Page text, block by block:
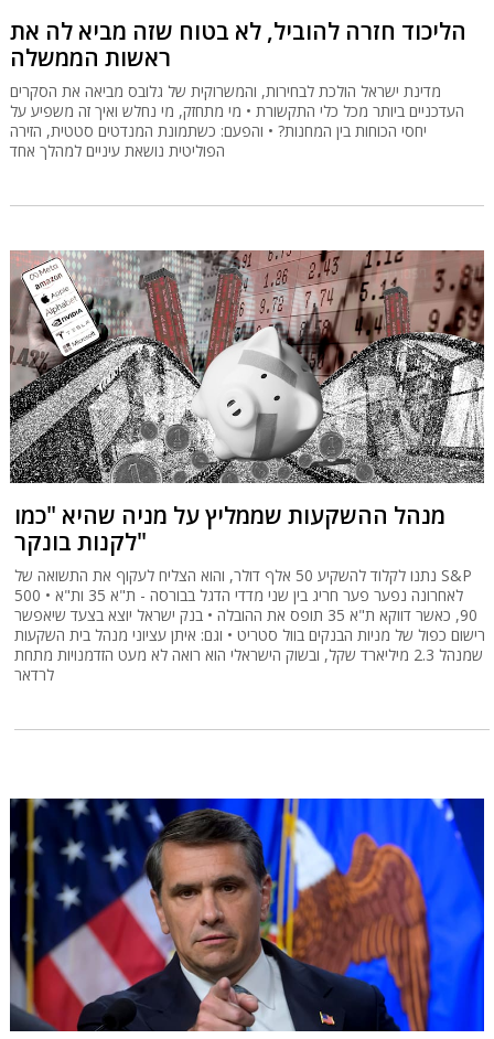
הליכוד חזרה להוביל, לא בטוח שזה מביא לה את
ראשות הממשלה
מדינת ישראל הולכת לבחירות, והמשרוקית של גלובס מביאה את הסקרים
העדכניים ביותר מכל כלי התקשורת • מי מתחזק, מי נחלש ואיך זה משפיע על
יחסי הכוחות בין המחנות? • והפעם: כשתמונת המנדטים סטטית, הזירה
הפוליטית נושאת עיניים למהלך אחד
מנהל ההשקעות שממליץ על מניה שהיא "כמו
לקנות בונקר"
נתנו לקלוד להשקיע 50 אלף דולר, והוא הצליח לעקוף את התשואה של S&P
500 • לאחרונה נפער פער חריג בין שני מדדי הדגל בבורסה - ת"א 35 ות"א
90, כאשר דווקא ת"א 35 תופס את ההובלה • בנק ישראל יוצא בצעד שיאפשר
רישום כפול של מניות הבנקים בוול סטריט • וגם: איתן עציוני מנהל בית השקעות
שמנהל 2.3 מיליארד שקל, ובשוק הישראלי הוא רואה לא מעט הזדמנויות מתחת
לרדאר